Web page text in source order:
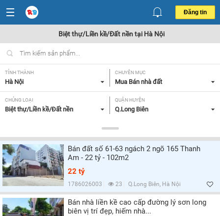
Đăng tin
Biệt thự/Liền kề/Đất nền tại Hà Nội
TỈNH THÀNH
Hà Nội
CHUYÊN MỤC
Mua Bán nhà đất
CHỦNG LOẠI
Biệt thự/Liền kề/Đất nền
QUẬN HUYỆN
Q.Long Biên
Tất cả
MỨC GIÁ
Từ 10 - 20 tỷ,
MẶT TIỀN
Tất cả
HƯỚNG
GIẤY TỜ PHÁP LÝ
Tất cả
Bán đất số 61-63 ngách 2 ngõ 165 Thanh
Am - 22 tỷ - 102m2
22 tỷ
1786026003 23 Q.Long Biên, Hà Nội
Bán nhà liền kề cao cấp đường lý sơn long
biên vị trí đẹp, hiếm nhà...